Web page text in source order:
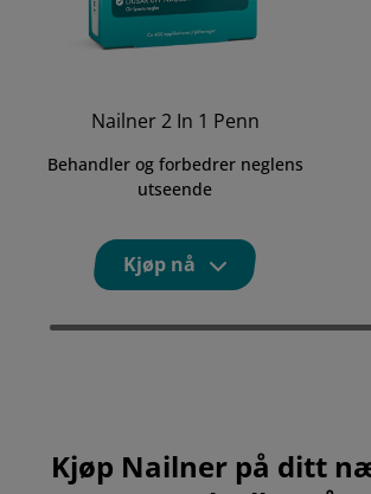
Nailner 2 In 1 Penn
Behandler og forbedrer neglens
utseende
Kjøp nå
Kjøp Nailner på ditt